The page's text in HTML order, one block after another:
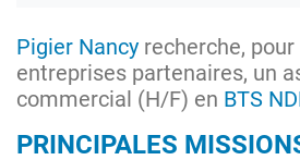
Pigier Nancy recherche, pour
entreprises partenaires, un
commercial (H/F) en BTS
PRINCIPALES